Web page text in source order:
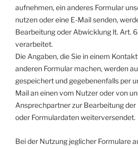
aufnehmen, ein anderes Formular
nutzen oder eine E-Mail senden,
Bearbeitung oder Abwicklung lt. Art.
verarbeitet.
Die Angaben, die Sie in einem
anderen Formular machen, werden
gespeichert und gegebenenfalls per
Mail an einen vom Nutzer oder von
Ansprechpartner zur Bearbeitung
oder Formulardaten weiterversendet.
Bei der Nutzung jeglicher Formulare